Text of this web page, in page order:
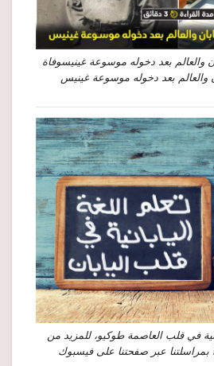
والعالم بعد دخوله موسوعة غينيسوفاة
والعالم بعد دخوله موسوعة غينيس
في قلب العاصمة طوكيو، للمزيد من
بمراسلتنا عبر صفحتنا على فيسبوك